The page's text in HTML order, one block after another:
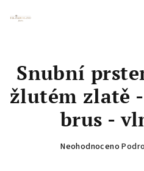
Snubní
žlutém zlatě
brus -
Průměrné
Neohodnoceno